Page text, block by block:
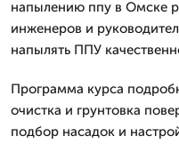
напылению ппу в Омске
инженеров и
напылять ППУ
Программа курса
очистка и грунтовка
подбор насадок и